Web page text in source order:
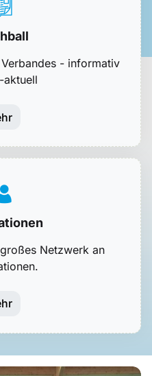
- informativ
aktuell
Netzwerk an